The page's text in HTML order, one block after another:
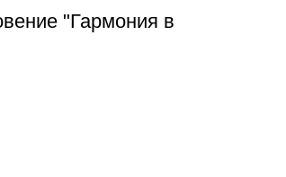
"Гармония в